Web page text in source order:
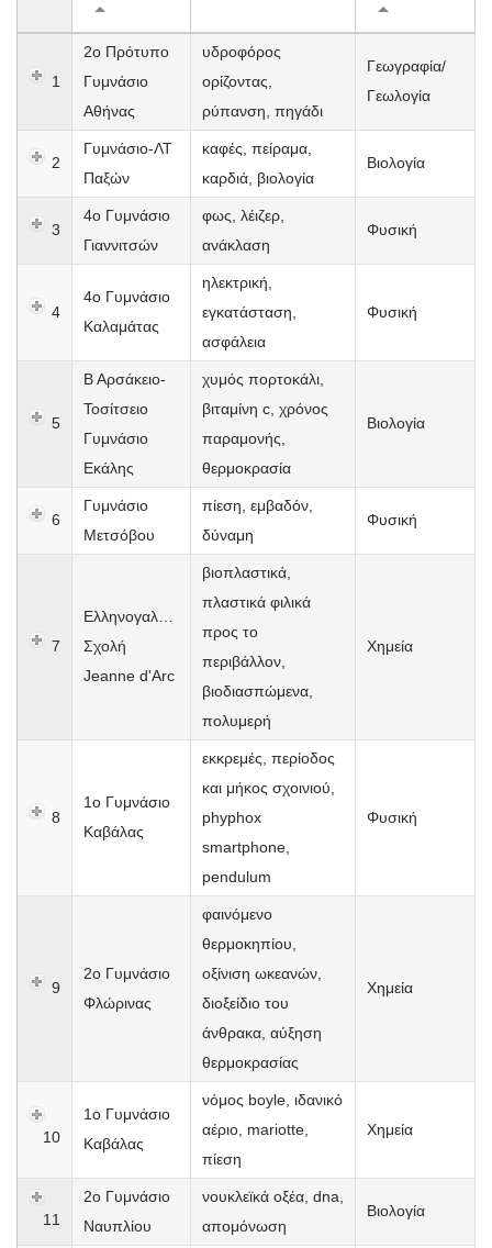
1
2ο Πρότυπο
Γυμνάσιο
Αθήνας
υδροφόρος
ορίζοντας,
ρύπανση, πηγάδι
Γεωγραφία/
Γεωλογία
2
Γυμνάσιο-ΛΤ
Παξών
καφές, πείραμα,
καρδιά, βιολογία
Βιολογία
3
4ο Γυμνάσιο
Γιαννιτσών
φως, λέιζερ,
ανάκλαση
Φυσική
4
4ο Γυμνάσιο
Καλαμάτας
ηλεκτρική,
εγκατάσταση,
ασφάλεια
Φυσική
5
Β Αρσάκειο-
Τοσίτσειο
Γυμνάσιο
Εκάλης
χυμός πορτοκάλι,
βιταμίνη c, χρόνος
παραμονής,
θερμοκρασία
Βιολογία
6
Γυμνάσιο
Μετσόβου
πίεση, εμβαδόν,
δύναμη
Φυσική
7
Ελληνογαλλική
Σχολή
Jeanne d'Arc
βιοπλαστικά,
πλαστικά φιλικά
προς το
περιβάλλον,
βιοδιασπώμενα,
πολυμερή
Χημεία
8
1ο Γυμνάσιο
Καβάλας
εκκρεμές, περίοδος
και μήκος σχοινιού,
phyphox
smartphone,
pendulum
Φυσική
9
2ο Γυμνάσιο
Φλώρινας
φαινόμενο
θερμοκηπίου,
οξίνιση ωκεανών,
διοξείδιο του
άνθρακα, αύξηση
θερμοκρασίας
Χημεία
10
1ο Γυμνάσιο
Καβάλας
νόμος boyle, ιδανικό
αέριο, mariotte,
πίεση
Χημεία
11
2ο Γυμνάσιο
Ναυπλίου
νουκλεϊκά οξέα, dna,
απομόνωση
Βιολογία